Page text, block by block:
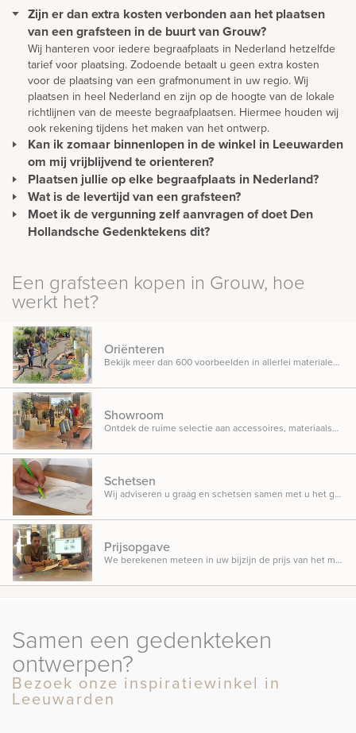
Zijn er dan extra kosten verbonden aan het plaatsen
van een grafsteen in de buurt van Grouw?
Wij hanteren voor iedere begraafplaats in Nederland hetzelfde
tarief voor plaatsing. Zodoende betaalt u geen extra kosten
voor de plaatsing van een grafmonument in uw regio. Wij
plaatsen in heel Nederland en zijn op de hoogte van de lokale
richtlijnen van de meeste begraafplaatsen. Hiermee houden wij
ook rekening tijdens het maken van het ontwerp.
Kan ik zomaar binnenlopen in de winkel in Leeuwarden
om mij vrijblijvend te orienteren?
U kunt gewoon langskomen om rustig ideeën op te doen en te
oriënteren. Wilt u advies? Dan is het verstandig om een afspraak
te maken. Zo hoeft u niet onnodig te wachten en wordt u direct
geholpen.
Plaatsen jullie op elke begraafplaats in Nederland?
Wij plaatsen monumenten zonder extra kosten in heel
Nederland. Daarnaast plaatsen we monumenten in overleg ook
in België en Duitsland. Onze werkwijze is hierop ingericht. Ons
bezoek aan uw regio en zijn dus zeer regelmatig bij u in buurt.
Wat is de levertijd van een grafsteen?
De levertijd van een gedenkteken wordt met name bepaald
door de mate waarin het materiaal beschikbaar is. Omdat wij met
tussen de 7 en 15 weken bedragen.
Moet ik de vergunning zelf aanvragen of doet Den
Hollandsche Gedenktekens dit?
de vergunning.
Een grafsteen kopen in Grouw, hoe
werkt het?
Oriënteren
Bekijk meer dan 600 voorbeelden in allerlei materialen, ontwerpen en designs opgesteld in onze inspiratietuin.
Showroom
Ontdek de ruime selectie aan accessoires, materiaalsoorten en beletteringsmogelijkheden.
Schetsen
Wij adviseren u graag en schetsen samen met u het gedenkteken dat u in gedachten heeft.
Prijsopgave
We berekenen meteen in uw bijzijn de prijs van het monument, zodat u weet waar u aan toe bent.
Samen een gedenkteken
ontwerpen?
Bezoek onze inspiratiewinkel in
Leeuwarden